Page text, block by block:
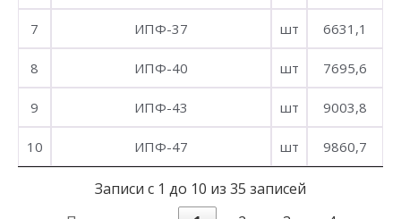
7 ИПФ-37 шт 6631,1
8 ИПФ-40 шт 7695,6
9 ИПФ-43 шт 9003,8
10 ИПФ-47 шт 9860,7
Записи с 1 до 10 из 35 записей